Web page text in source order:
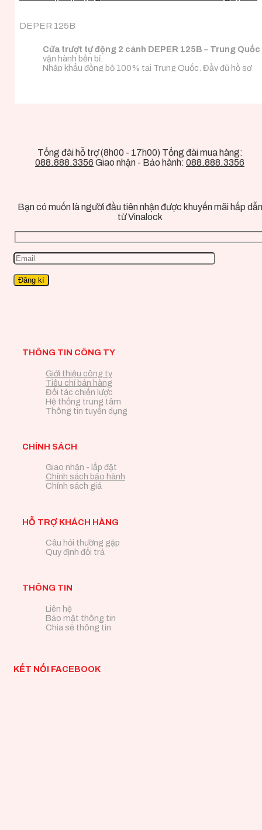
DEPER 125B
Cửa trượt tự động 2 cánh DEPER 125B – Trung Quốc
vận hành bền bỉ.
Nhập khẩu đồng bộ 100% tại Trung Quốc. Đầy đủ hồ sơ
Tổng đài hỗ trợ (8h00 - 17h00) Tổng đài mua hàng:
088.888.3356 Giao nhận - Bảo hành: 088.888.3356
Bạn có muốn là người đầu tiên nhận được khuyến mãi hấp dẫn
từ Vinalock
THÔNG TIN CÔNG TY
Giới thiệu công ty
Tiêu chí bán hàng
Đối tác chiến lược
Hệ thống trung tâm
Thông tin tuyển dụng
CHÍNH SÁCH
Giao nhận - lắp đặt
Chính sách bảo hành
Chính sách giá
HỖ TRỢ KHÁCH HÀNG
Câu hỏi thường gặp
Quy định đổi trả
THÔNG TIN
Liên hệ
Bảo mật thông tin
Chia sẻ thông tin
KẾT NỐI FACEBOOK